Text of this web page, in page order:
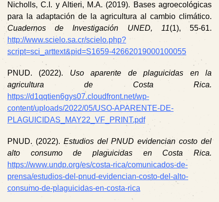
Nicholls, C.I. y Altieri, M.A. (2019). Bases agroecológicas
para la adaptación de la agricultura al cambio climático.
Cuadernos de Investigación UNED, 11(1), 55-61.
http://www.scielo.sa.cr/scielo.php?
script=sci_arttext&pid=S1659-42662019000100055
PNUD. (2022). Uso aparente de plaguicidas en la
agricultura de Costa Rica.
https://d1qqtien6gys07.cloudfront.net/wp-
content/uploads/2022/05/USO-APARENTE-DE-
PLAGUICIDAS_MAY22_VF_PRINT.pdf
PNUD. (2022). Estudios del PNUD evidencian costo del
alto consumo de plaguicidas en Costa Rica.
https://www.undp.org/es/costa-rica/comunicados-de-
prensa/estudios-del-pnud-evidencian-costo-del-alto-
consumo-de-plaguicidas-en-costa-rica